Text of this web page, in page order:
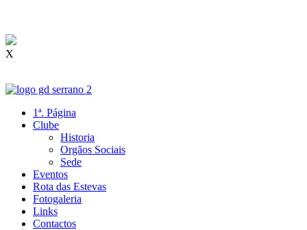
X
1ª. Página
Clube
Historia
Orgãos Sociais
Sede
Eventos
Rota das Estevas
Fotogaleria
Links
Contactos